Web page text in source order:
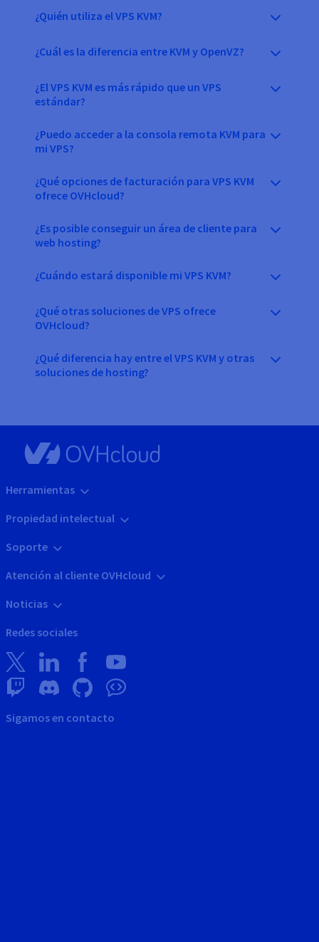
¿Quién utiliza el VPS KVM?
¿Cuál es la diferencia entre KVM y OpenVZ?
¿El VPS KVM es más rápido que un VPS
estándar?
¿Puedo acceder a la consola remota KVM para
mi VPS?
¿Qué opciones de facturación para VPS KVM
ofrece OVHcloud?
¿Es posible conseguir un área de cliente para
web hosting?
¿Cuándo estará disponible mi VPS KVM?
¿Qué otras soluciones de VPS ofrece
OVHcloud?
¿Qué diferencia hay entre el VPS KVM y otras
soluciones de hosting?
Herramientas
Propiedad intelectual
Soporte
Atención al cliente OVHcloud
Noticias
Redes sociales
Sigamos en contacto